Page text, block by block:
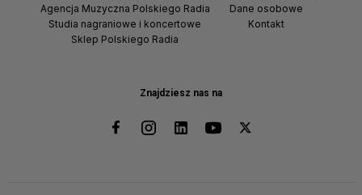
Znajdziesz nas na
Agencja Muzyczna Polskiego Radia
Studia nagraniowe i koncertowe
Sklep Polskiego Radia
Dane osobowe
Kontakt